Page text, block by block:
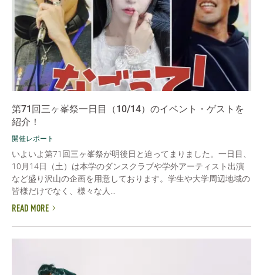
第71回三ヶ峯祭一日目（10/14）のイベント・ゲストを
紹介！
開催レポート
いよいよ第71回三ヶ峯祭が明後日と迫ってまりました。一日目、
10月14日（土）は本学のダンスクラブや学外アーティスト出演
など盛り沢山の企画を用意しております。学生や大学周辺地域の
皆様だけでなく、様々な人...
READ MORE